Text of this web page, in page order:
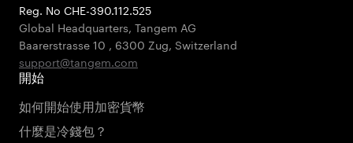
Reg. No CHE-390.112.525
Global Headquarters, Tangem AG
Baarerstrasse 10 , 6300 Zug, Switzerland
support@tangem.com
開始
如何開始使用加密貨幣
什麼是冷錢包？